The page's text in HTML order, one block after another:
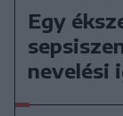
Egy
nevelési